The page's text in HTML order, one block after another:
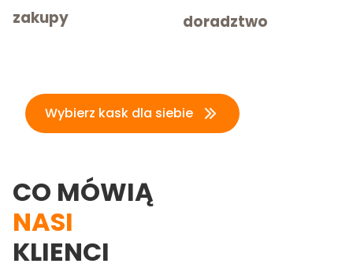
zakupy
doradztwo
Wybierz kask dla siebie
CO MÓWIĄ
NASI
KLIENCI